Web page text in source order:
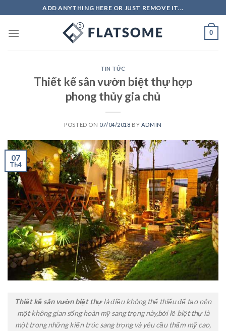
to
content
ADD ANYTHING HERE OR JUST REMOVE IT...
0
TIN TỨC
Thiết kế sân vườn biệt thự hợp
phong thủy gia chủ
POSTED ON 07/04/2018 BY ADMIN
07
Th4
Thiết kế sân vườn biệt thựlà điều không thể thiếu để tạo nên
một không gian sống hoàn mỹ sang trọng này,bởi lẽ biệt thự là
một trong những kiến trúc sang trọng và yêu cầu thẩm mỹ cao,